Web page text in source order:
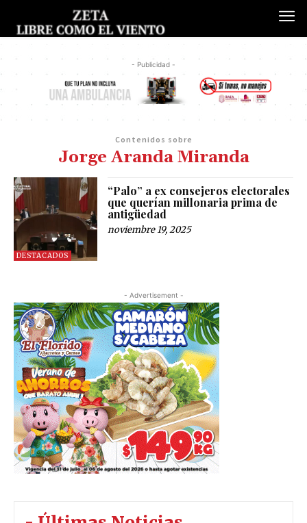
- Publicidad -
Contenidos sobre
Jorge Aranda Miranda
DESTACADOS
“Palo” a ex consejeros electorales
que querían millonaria prima de
antigüedad
noviembre 19, 2025
- Advertisement -